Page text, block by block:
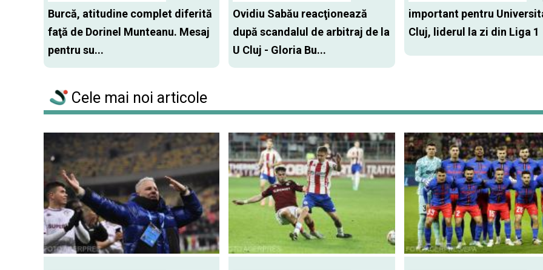
Burcă, atitudine complet diferită
faţă de Dorinel Munteanu. Mesaj
pentru su...
Ovidiu Sabău reacţionează
după scandalul de arbitraj de la
U Cluj - Gloria Bu...
important pentru
Cluj, liderul la zi din Liga 1
Cele mai noi articole